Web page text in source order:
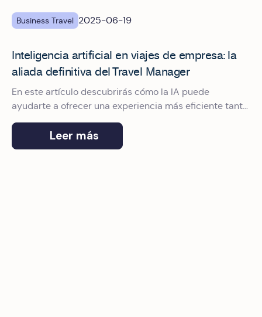
Business Travel 2025-06-19
Inteligencia artificial en viajes de empresa: la
aliada definitiva del Travel Manager
En este artículo descubrirás cómo la IA puede
ayudarte a ofrecer una experiencia más eficiente tanto
para los viajeros de negocios como para las empresas.
Leer más